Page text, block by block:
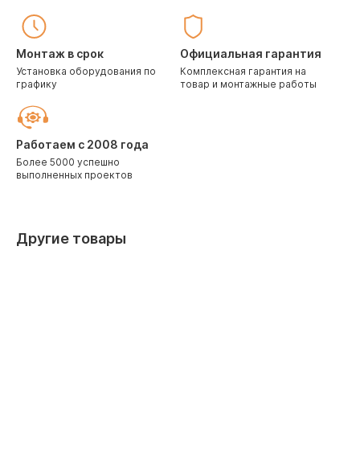
Монтаж в срок
Установка оборудования по
графику
Официальная гарантия
Комплексная гарантия на
товар и монтажные работы
Работаем с 2008 года
Более 5000 успешно
выполненных проектов
Другие товары